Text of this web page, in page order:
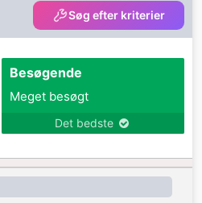
Søg efter kriterier
Besøgende
Meget besøgt
Det bedste